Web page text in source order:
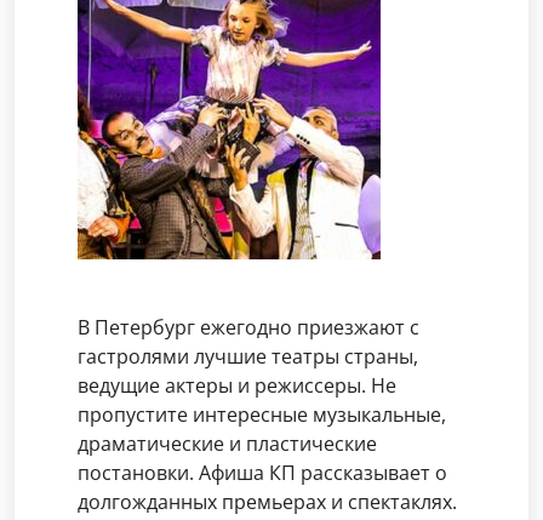
В Петербург ежегодно приезжают с
гастролями лучшие театры страны,
ведущие актеры и режиссеры. Не
пропустите интересные музыкальные,
драматические и пластические
постановки. Афиша КП рассказывает о
долгожданных премьерах и спектаклях.